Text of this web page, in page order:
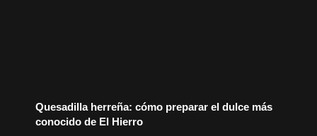
Quesadilla herreña: cómo preparar el dulce más
conocido de El Hierro